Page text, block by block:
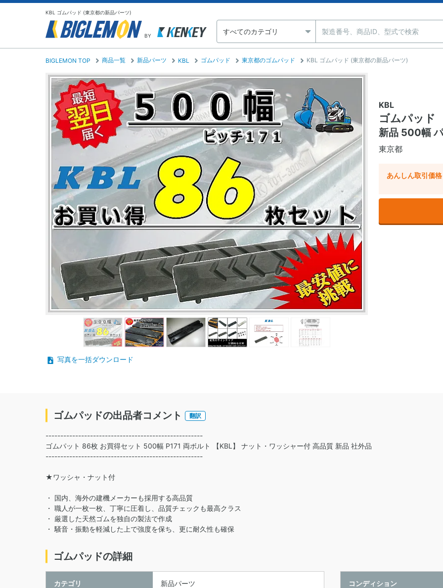
KBL ゴムパッド (東京都の新品パーツ)
BY
BIGLEMON TOP 商品一覧 新品パーツ KBL ゴムパッド 東京都のゴムパッド KBL ゴムパッド (東京都の新品パーツ)
KBL
ゴムパッド
新品 500幅
東京都
写真を一括ダウンロード
あんしん取引価格
ゴムパッドの出品者コメント 翻訳
-----------------------------------------------------
ゴムパット 86枚 お買得セット 500幅 P171 両ボルト 【KBL】 ナット・ワッシャー付 高品質 新品 社外品
-----------------------------------------------------
★ワッシャ・ナット付
・ 国内、海外の建機メーカーも採用する高品質
・ 職人が一枚一枚、丁寧に圧着し、品質チェックも最高クラス
・ 厳選した天然ゴムを独自の製法で作成
・ 騒音・振動を軽減した上で強度を保ち、更に耐久性も確保
ゴムパッドの詳細
カテゴリ 新品パーツ コンディション